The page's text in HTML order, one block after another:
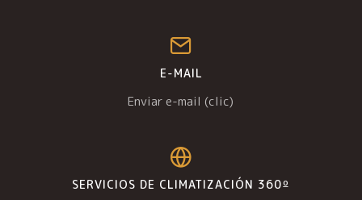
E-MAIL
Enviar e-mail (clic)
SERVICIOS DE CLIMATIZACIÓN 360º